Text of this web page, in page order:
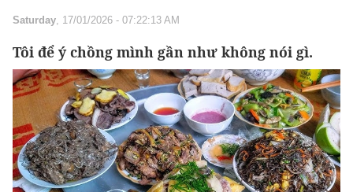
Saturday, 17/01/2026 - 07:22:13 AM
Tôi để ý chồng mình gần như không nói gì.